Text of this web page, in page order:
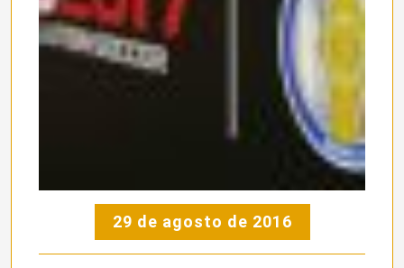
29 de agosto de 2016